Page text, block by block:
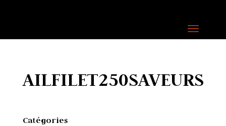
AILFILET250SAVEURS
Catégories